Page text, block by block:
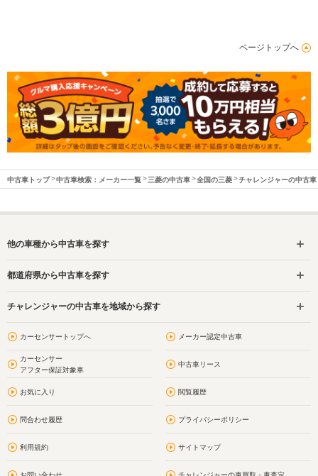
ページトップへ
中古車トップ 中古車検索：メーカー一覧 三菱の中古車 全国の三菱 チャレンジャーの中古車
他の車種から中古車を探す
都道府県から中古車を探す
チャレンジャーの中古車を地域から探す
カーセンサートップへ メーカー認定中古車
カーセンサー
アフター保証対象車
中古車リース
お気に入り 閲覧履歴
問合わせ履歴 プライバシーポリシー
利用規約 サイトマップ